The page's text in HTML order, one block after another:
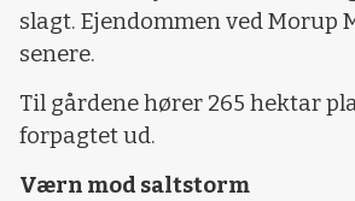
slagt. Ejendommen ved Morup
senere.
Til gårdene hører 265 hektar
forpagtet ud.
Værn mod saltstorm